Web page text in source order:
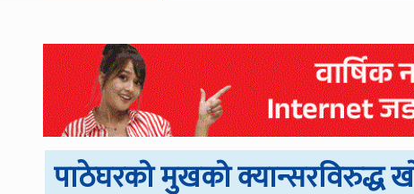
पाठेघरको मुखको क्यान्सरविरुद्ध